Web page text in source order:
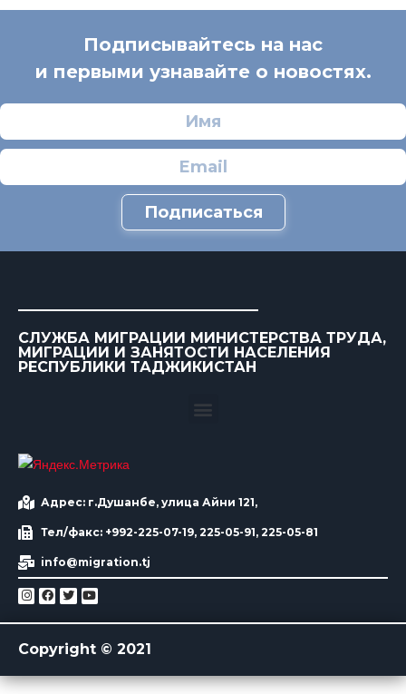
Подписывайтесь на нас
и первыми узнавайте о новостях.
Подписаться
СЛУЖБА МИГРАЦИИ МИНИСТЕРСТВА ТРУДА,
МИГРАЦИИ И ЗАНЯТОСТИ НАСЕЛЕНИЯ
РЕСПУБЛИКИ ТАДЖИКИСТАН
Адрес: г.Душанбе, улица Айни 121,
Тел/факс: +992-225-07-19, 225-05-91, 225-05-81
info@migration.tj
Copyright © 2021